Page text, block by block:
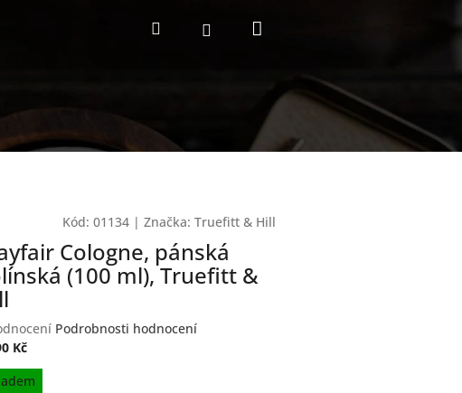
HledatPřihlášení
Kód: 01134 | Značka: Truefitt & Hill
Cologne, pánská
(100 ml), Truefitt &
Podrobnosti hodnocení
Kč